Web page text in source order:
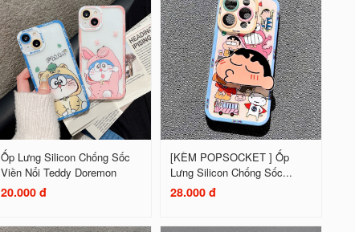
Ốp Lưng Silicon Chống Sốc
Viền Nổi Teddy Doremon
20.000 đ
[KÈM POPSOCKET ] Ốp
Lưng Silicon Chống Sốc...
28.000 đ